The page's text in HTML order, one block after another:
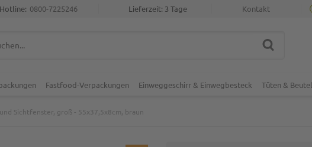
Kontakt
Lieferzeit: 3 Tage
Hotline: 0800-7225246
Suche schließen
SUCHE
Fastfood-Verpackungen Einweggeschirr & Einwegbesteck Tüten & Beutel
Sichtfenster, groß - 55x37,5x8cm, braun